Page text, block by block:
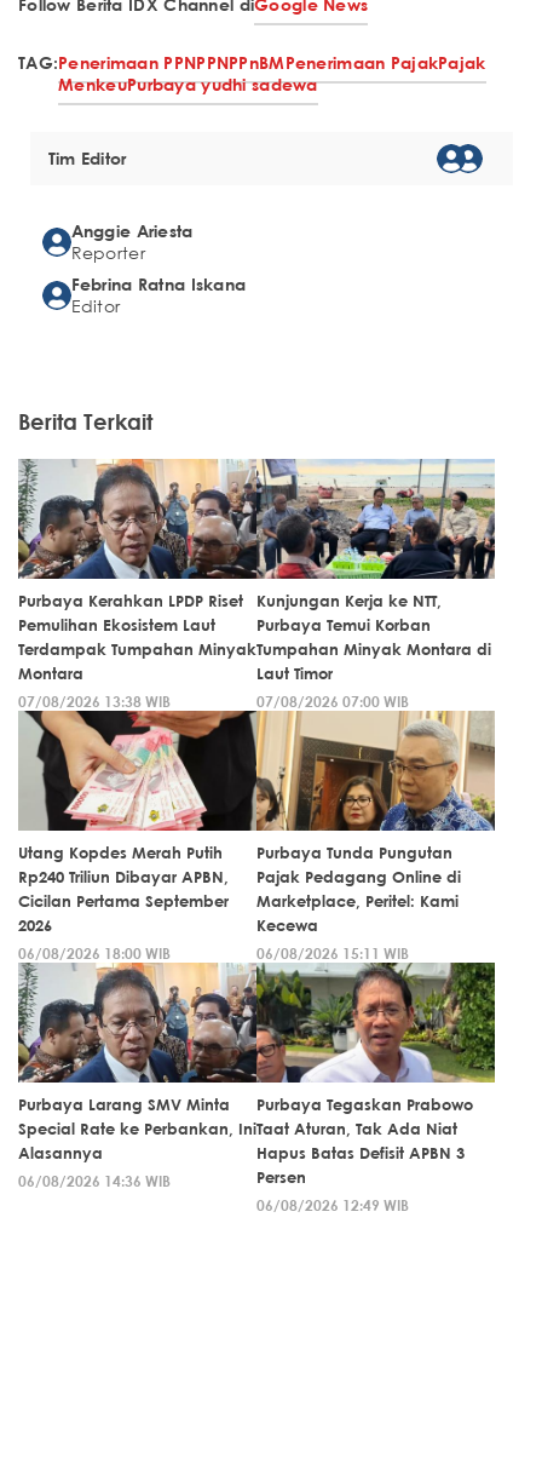
Follow Berita IDX Channel diGoogle News
TAG:Penerimaan PPNPPNPPnBMPenerimaan PajakPajak
MenkeuPurbaya yudhi sadewa
Tim Editor
Anggie Ariesta
Reporter
Febrina Ratna Iskana
Editor
Berita Terkait
Purbaya Kerahkan LPDP Riset
Pemulihan Ekosistem Laut
Terdampak Tumpahan Minyak
Montara
07/08/2026 13:38 WIB
Kunjungan Kerja ke NTT,
Purbaya Temui Korban
Tumpahan Minyak Montara di
Laut Timor
07/08/2026 07:00 WIB
Utang Kopdes Merah Putih
Rp240 Triliun Dibayar APBN,
Cicilan Pertama September
2026
06/08/2026 18:00 WIB
Purbaya Tunda Pungutan
Pajak Pedagang Online di
Marketplace, Peritel: Kami
Kecewa
06/08/2026 15:11 WIB
Purbaya Larang SMV Minta
Special Rate ke Perbankan, Ini
Alasannya
06/08/2026 14:36 WIB
Purbaya Tegaskan Prabowo
Taat Aturan, Tak Ada Niat
Hapus Batas Defisit APBN 3
Persen
06/08/2026 12:49 WIB